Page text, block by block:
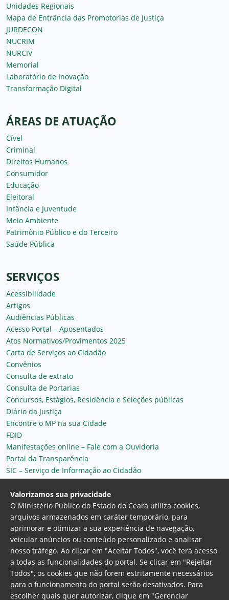
Unidades Regionais
Mapa de Entrância das Promotorias de Justiça
JURDECON
NUCRIM
NURCIV
Memorial
Laboratório de Inovação
Transformação Digital
ÁREAS DE ATUAÇÃO
Cível
Criminal
Direitos Humanos
Consumidor
Educação
Eleitoral
Infância e Juventude
Meio Ambiente
Patrimônio Público e do Terceiro
Saúde Pública
SERVIÇOS
Acessibilidade
Artigos
Audiências Públicas
Acesso Portal – Aposentados
Atos Normativos/Provimentos 2025
Carta de Serviços ao Cidadão
Convênios
Consulta de extrato
Consulta de Portarias
Concursos, Estágios, Residência e Seleções públicas
Diário da Justiça
Encontre o MP na sua Cidade
FDID
Manifestações online – Fale com a Ouvidoria
Portal da Transparência
SIC – Serviço de Informação ao Cidadão
Plantão MP do Ceará
Secretaria Geral
Ministério Público do Estado do Ceará
Valorizamos sua privacidade
O Ministério Público do Estado do Ceará utiliza cookies,
arquivos armazenados em caráter temporário, para
aprimorar e otimizar a sua experiência de navegação,
veicular anúncios ou conteúdo personalizado e analisar
nosso tráfego. Ao clicar em "Aceitar Todos", você terá acesso
a todas as funcionalidades do portal. Se clicar em "Rejeitar
Todos", os cookies que não forem estritamente necessários
para o funcionamento do portal serão desativados. Para
escolher quais quer autorizar, clique em "Gerenciar